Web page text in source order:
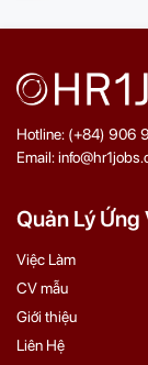
Hotline: (+84) 906
Email:
Quản Lý Ứng
Việc Làm
CV mẫu
Giới thiệu
Liên Hệ